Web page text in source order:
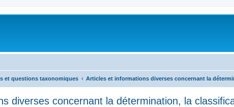
et questions taxonomiques Articles et informations diverses concernant la
diverses concernant la détermination, la